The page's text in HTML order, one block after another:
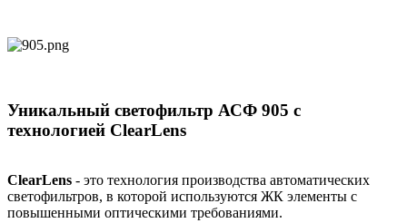
Уникальный светофильтр АСФ 905 с
технологией ClearLens
ClearLens - это технология производства автоматических
светофильтров, в которой используются ЖК элементы с
повышенными оптическими требованиями.